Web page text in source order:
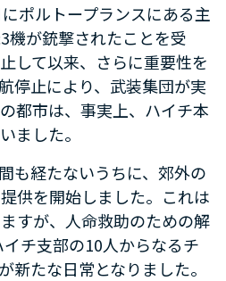
ポルトープランスにある主
機が銃撃されたことを受
して以来、さらに重要性を
停止により、武装集団が実
都市は、事実上、ハイチ本
ました。
も経たないうちに、郊外の
供を開始しました。これは
すが、人命救助のための解
チ支部の10人からなるチ
新たな日常となりました。